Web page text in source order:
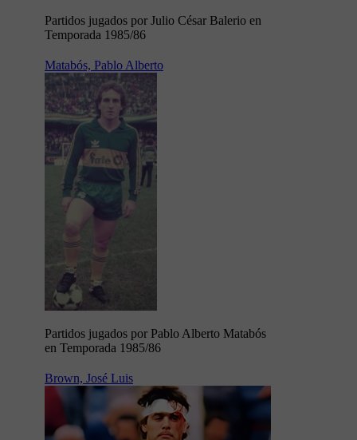
Partidos jugados por Julio César Balerio en
Temporada 1985/86
Matabós, Pablo Alberto
Partidos jugados por Pablo Alberto Matabós
en Temporada 1985/86
Brown, José Luis